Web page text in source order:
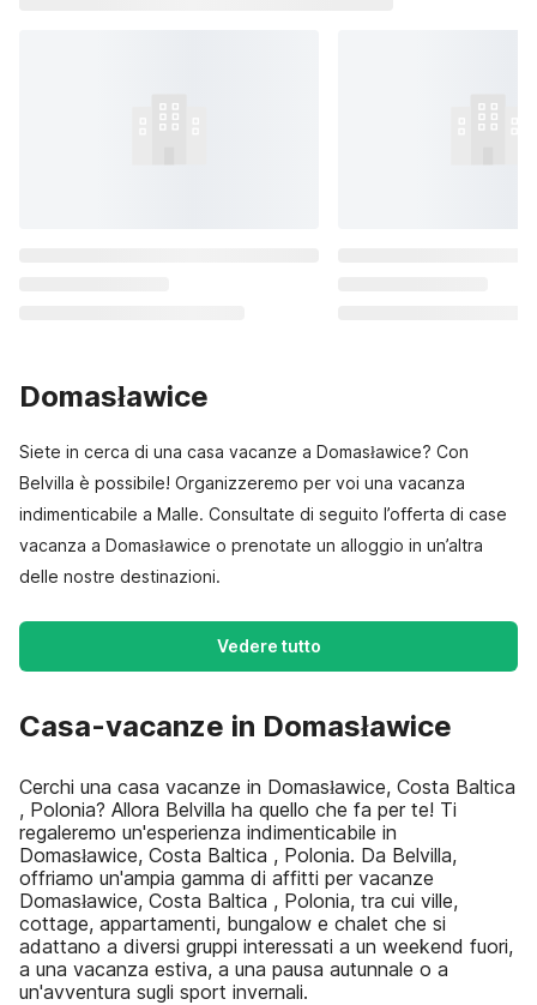
Domasławice
Siete in cerca di una casa vacanze a Domasławice? Con
Belvilla è possibile! Organizzeremo per voi una vacanza
indimenticabile a Malle. Consultate di seguito l’offerta di case
vacanza a Domasławice o prenotate un alloggio in un’altra
delle nostre destinazioni.
Vedere tutto
Casa-vacanze in Domasławice
Cerchi una casa vacanze in Domasławice, Costa Baltica
, Polonia? Allora Belvilla ha quello che fa per te! Ti
regaleremo un'esperienza indimenticabile in
Domasławice, Costa Baltica , Polonia. Da Belvilla,
offriamo un'ampia gamma di affitti per vacanze
Domasławice, Costa Baltica , Polonia, tra cui ville,
cottage, appartamenti, bungalow e chalet che si
adattano a diversi gruppi interessati a un weekend fuori,
a una vacanza estiva, a una pausa autunnale o a
un'avventura sugli sport invernali.